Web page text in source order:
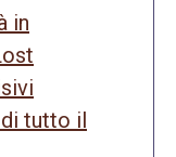
in
tutto il